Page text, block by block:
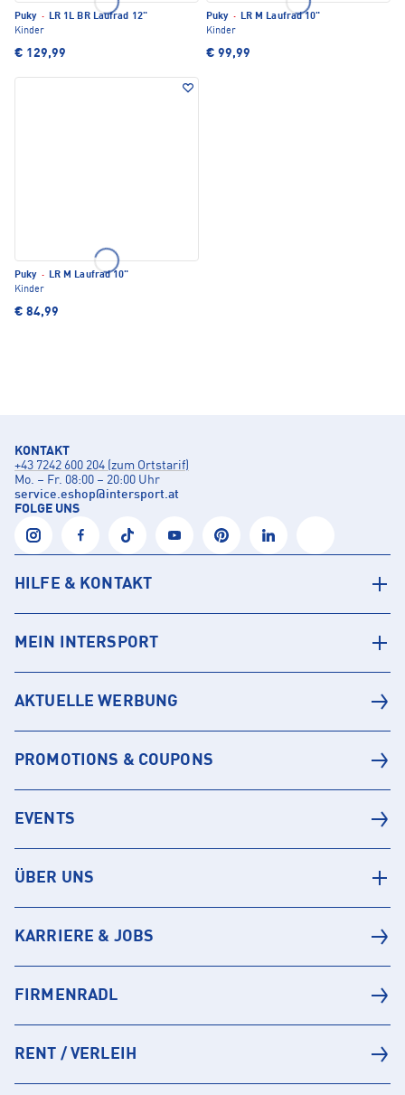
Puky · LR 1L BR Laufrad 12"
Kinder
€ 129,99
Puky · LR M Laufrad 10"
Kinder
€ 99,99
Puky · LR M Laufrad 10"
Kinder
€ 84,99
KONTAKT
+43 7242 600 204 (zum Ortstarif)
Mo. – Fr. 08:00 – 20:00 Uhr
service.eshop@intersport.at
FOLGE UNS
HILFE & KONTAKT
MEIN INTERSPORT
AKTUELLE WERBUNG
PROMOTIONS & COUPONS
EVENTS
ÜBER UNS
KARRIERE & JOBS
FIRMENRADL
RENT / VERLEIH